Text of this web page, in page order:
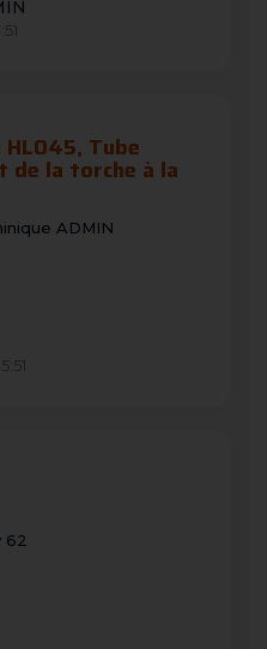
Tube
de la torche à la
ADMIN
62